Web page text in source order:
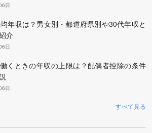
日
年収は？男女別・都道府県別や30代年収と
介
日
くときの年収の上限は？配偶者控除の条件
日
すべて見る